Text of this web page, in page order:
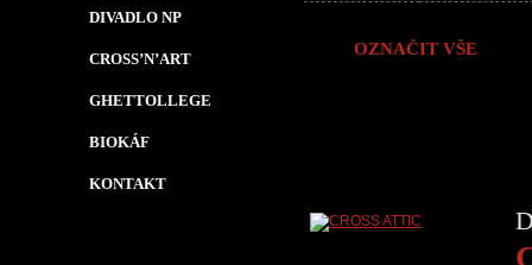
DIVADLO NP
CROSS’N’ART
GHETTOLLEGE
BIOKÁF
KONTAKT
OZNAČIT VŠE